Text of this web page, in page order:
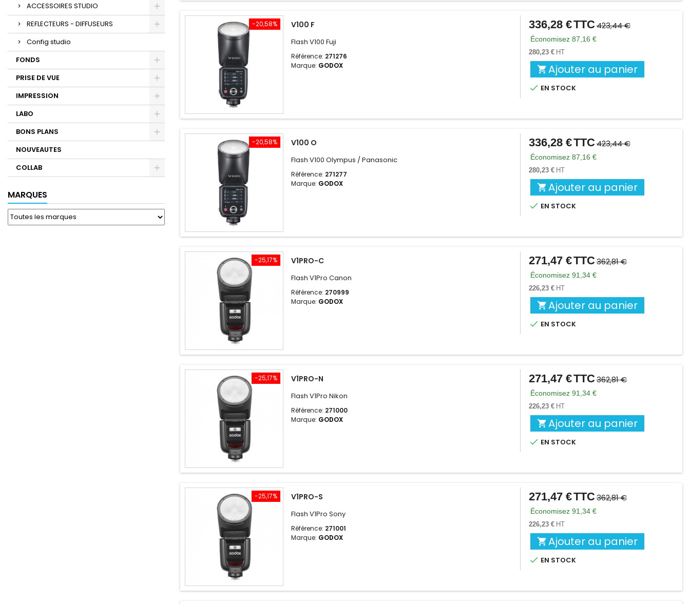
ACCESSOIRES STUDIO
REFLECTEURS - DIFFUSEURS
Config studio
FONDS
PRISE DE VUE
IMPRESSION
LABO
BONS PLANS
NOUVEAUTES
COLLAB
MARQUES
-20,58% V100 F
Flash V100 Fuji
Référence: 271276
Marque: GODOX
Prix
Prix
de
base
336,28 €TTC423,44 €
Économisez 87,16 €
280,23 € HT
 Ajouter au panier
 EN STOCK
-20,58% V100 O
Flash V100 Olympus / Panasonic
Référence: 271277
Marque: GODOX
Prix
Prix
de
base
336,28 €TTC423,44 €
Économisez 87,16 €
280,23 € HT
 Ajouter au panier
 EN STOCK
-25,17% V1PRO-C
Flash V1Pro Canon
Référence: 270999
Marque: GODOX
Prix
Prix
de
base
271,47 €TTC362,81 €
Économisez 91,34 €
226,23 € HT
 Ajouter au panier
 EN STOCK
-25,17% V1PRO-N
Flash V1Pro Nikon
Référence: 271000
Marque: GODOX
Prix
Prix
de
base
271,47 €TTC362,81 €
Économisez 91,34 €
226,23 € HT
 Ajouter au panier
 EN STOCK
-25,17% V1PRO-S
Flash V1Pro Sony
Référence: 271001
Marque: GODOX
Prix
Prix
de
base
271,47 €TTC362,81 €
Économisez 91,34 €
226,23 € HT
 Ajouter au panier
 EN STOCK